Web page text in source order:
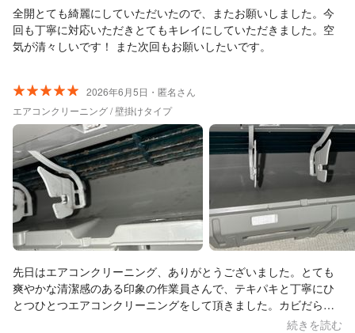
全開とても綺麗にしていただいたので、またお願いしました。今
回も丁寧に対応いただきとてもキレイにしていただきました。空
気が清々しいです！ また次回もお願いしたいです。
2026年6月5日・匿名さん
エアコンクリーニング / 壁掛けタイプ
先日はエアコンクリーニング、ありがとうございました。とても
爽やかな清潔感のある印象の作業員さんで、テキパキと丁寧にひ
とつひとつエアコンクリーニングをして頂きました。カビだらけ
だったエアコンも新品のように綺麗になっていて感動致しまし
続きを読む